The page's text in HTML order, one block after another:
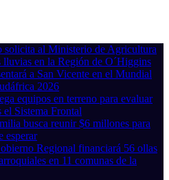
al Ministerio de Agricultura
lluvias en la Región de O´Higgins
a San Vicente en el Mundial
2026
equipos en terreno para evaluar
el Sistema Frontal
busca reunir $6 millones para
esperar
Regional financiará 56 ollas
en 11 comunas de la